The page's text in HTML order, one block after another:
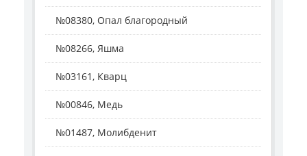
№08380, Опал благородный
№08266, Яшма
№03161, Кварц
№00846, Медь
№01487, Молибденит